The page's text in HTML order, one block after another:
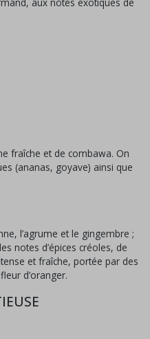
fraîche et de combawa. On
(ananas, goyave) ainsi que
l’agrume et le gingembre ;
notes d’épices créoles, de
et fraîche, portée par des
d’oranger.